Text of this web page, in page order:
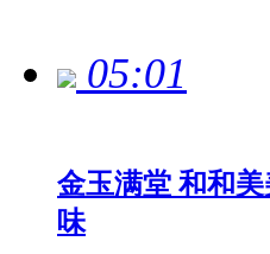
05:01
金玉满堂 和和
味